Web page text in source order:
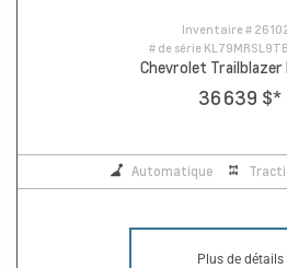
Inventaire #
# de série
Chevrolet Trailblazer
36 639 $*
Automatique
Plus de détails